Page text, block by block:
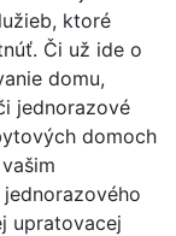
ktoré
Či už ide o
domu,
jednorazové
domoch
upratovacej